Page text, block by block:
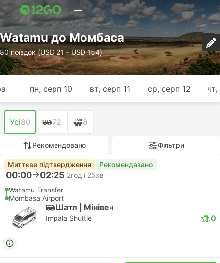
Watamu до Момбаса
80 поїздок (USD 21 – USD 154)
пн, серп 10 вт, серп 11 ср, серп 12
Усі80 72 8
Рекомендовано Фільтри
Миттєве підтвердження Рекомендавано
00:00 02:25 2год і 25хв
Watamu Transfer
Mombasa Airport
Шатл | Мiнiвен
Impala Shuttle 1.0